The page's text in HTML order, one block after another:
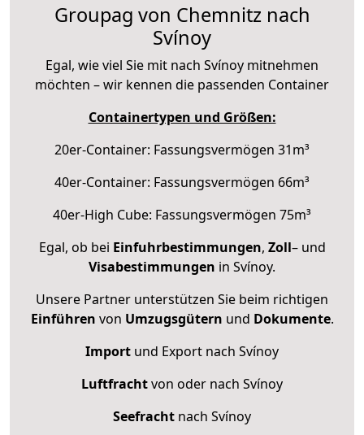
Groupag von Chemnitz nach
Svínoy
Egal, wie viel Sie mit nach Svínoy mitnehmen
möchten – wir kennen die passenden Container
Containertypen und Größen:
20er-Container: Fassungsvermögen 31m³
40er-Container: Fassungsvermögen 66m³
40er-High Cube: Fassungsvermögen 75m³
Egal, ob bei Einfuhrbestimmungen, Zoll– und
Visabestimmungen in Svínoy.
Unsere Partner unterstützen Sie beim richtigen
Einführen von Umzugsgütern und Dokumente.
Import und Export nach Svínoy
Luftfrachtvon oder nach Svínoy
Seefracht nach Svínoy